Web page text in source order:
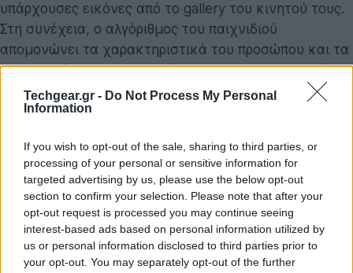
Techgear.gr - Do Not Process My Personal
Information
If you wish to opt-out of the sale, sharing to third parties, or
processing of your personal or sensitive information for
targeted advertising by us, please use the below opt-out
section to confirm your selection. Please note that after your
opt-out request is processed you may continue seeing
interest-based ads based on personal information utilized by
us or personal information disclosed to third parties prior to
your opt-out. You may separately opt-out of the further
υπάρχουσες εικόνες από το gallery του κινητού τους.
Στη συνέχεια, ο αλγόριθμος του παιχνιδιού
απομονώνει τα χαρακτηριστικά του προσώπου και τα
ενσωματώνει στα 80 διαθέσιμα minigames. Η δομή
των επιπέδων αναμένεται να ακολουθεί τον γρήγορο,
μικρής διάρκειας (micro-game) ρυθμό που καθιέρωσε
αντανακλαστικά και την κατανόηση της οθόνης
αφής.
Ένα από τα σημαντικότερα τεχνικά πλεονεκτήματα
τουPictonicoαφορά τη διαχείριση των δεδομένων.
Κατά την εκτέλεση της εφαρμογής και την επιλογή